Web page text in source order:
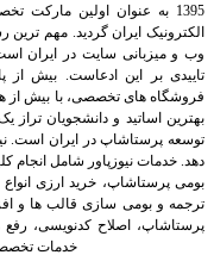
1395 به عنوان اولین
الکترونیک ایران گردید. مهم
وب و میزبانی سایت در ایران
تاییدی بر این ادعاست. بیش از
فروشگاه های تخصصی، با بیش از
بهترین اساتید و دانشجویان تراز
توسعه پرستاشاپ در ایران است.
دهد. خدمات نیوزپاور شامل
بومی پرستاشاپ، خرید ارزی
ترجمه و بومی سازی قالب ها و
پرستاشاپ، اصلاح کدنویسی،
خدمات